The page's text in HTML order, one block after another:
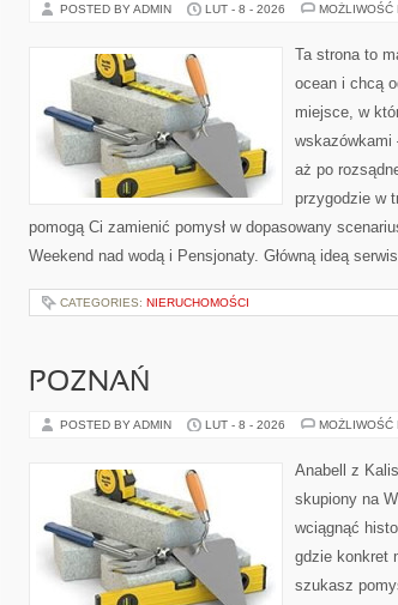
POSTED BY ADMIN LUT - 8 - 2026 MOŻLIWOŚĆ
Ta strona to
ocean i chcą
miejsce, w
wskazówkami
aż po
przygodzie w
pomogą Ci zamienić pomysł w dopasowany
Weekend nad wodą i Pensjonaty. Główną ideą
CATEGORIES: NIERUCHOMOŚCI
POZNAŃ
POSTED BY ADMIN LUT - 8 - 2026 MOŻLIWOŚĆ
Anabell z
skupiony na
wciągnąć
gdzie konkret
szukasz